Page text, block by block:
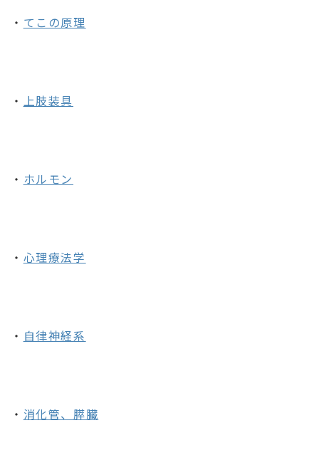
・ てこの原理
・ 上肢装具
・ ホルモン
・ 心理療法学
・ 自律神経系
・ 消化管、膵臓